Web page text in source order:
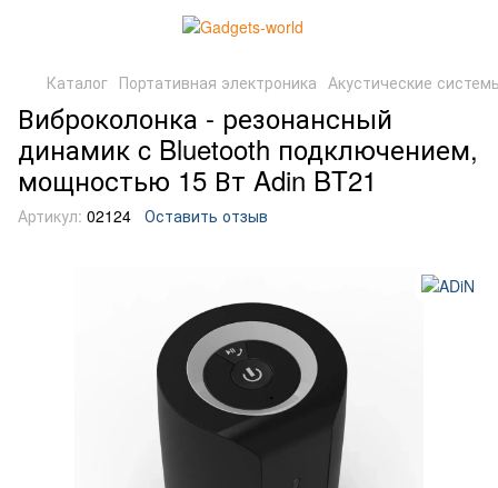
Каталог Портативная электроника Акустические
Виброколонка - резонансный
динамик c Bluetooth подключением,
мощностью 15 Вт Adin BT21
Артикул: 02124 Оставить отзыв